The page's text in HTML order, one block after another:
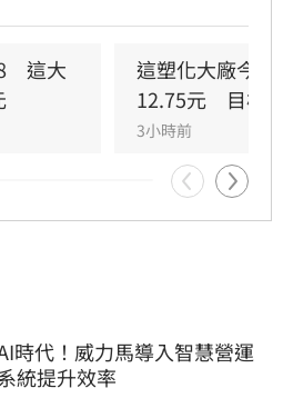
《FactSet》報告顯示，
其長期獲利潛力，紛紛調高
中位數上修至16.84元，
樂觀態度，顯示公司在AI
擴大。
這大
這塑化大廠今年
12.75元　目標
3小時前
時代！威力馬導入智慧營運
統提升效率